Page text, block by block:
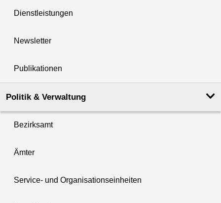
Dienstleistungen
Newsletter
Publikationen
Politik & Verwaltung
Bezirksamt
Ämter
Service- und Organisationseinheiten